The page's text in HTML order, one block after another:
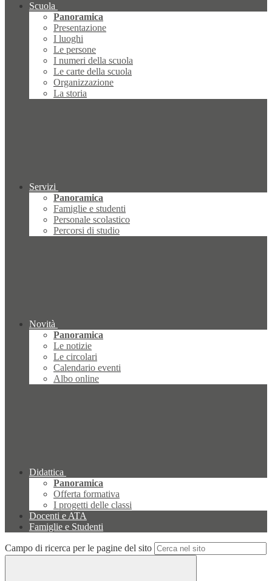
Scuola
Panoramica
Presentazione
I luoghi
Le persone
I numeri della scuola
Le carte della scuola
Organizzazione
La storia
Servizi
Panoramica
Famiglie e studenti
Personale scolastico
Percorsi di studio
Novità
Panoramica
Le notizie
Le circolari
Calendario eventi
Albo online
Didattica
Panoramica
Offerta formativa
I progetti delle classi
Docenti e ATA
Famiglie e Studenti
Campo di ricerca per le pagine del sito